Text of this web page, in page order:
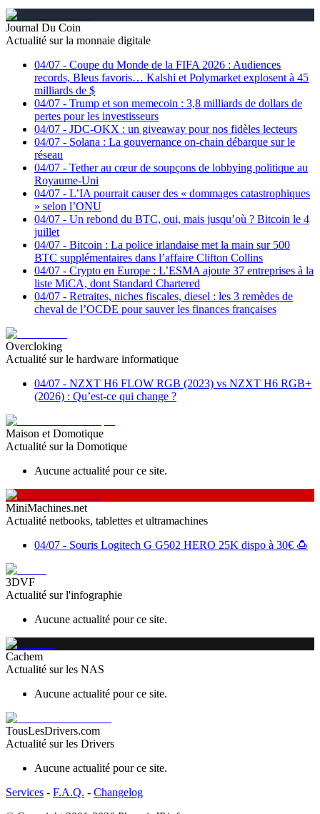
Journal Du Coin
Actualité sur la monnaie digitale
04/07 - Coupe du Monde de la FIFA 2026 : Audiences
records, Bleus favoris… Kalshi et Polymarket explosent à 45
milliards de $
04/07 - Trump et son memecoin : 3,8 milliards de dollars de
pertes pour les investisseurs
04/07 - JDC-OKX : un giveaway pour nos fidèles lecteurs
04/07 - Solana : La gouvernance on-chain débarque sur le
réseau
04/07 - Tether au cœur de soupçons de lobbying politique au
Royaume-Uni
04/07 - L’IA pourrait causer des « dommages catastrophiques
» selon l’ONU
04/07 - Un rebond du BTC, oui, mais jusqu’où ? Bitcoin le 4
juillet
04/07 - Bitcoin : La police irlandaise met la main sur 500
BTC supplémentaires dans l’affaire Clifton Collins
04/07 - Crypto en Europe : L’ESMA ajoute 37 entreprises à la
liste MiCA, dont Standard Chartered
04/07 - Retraites, niches fiscales, diesel : les 3 remèdes de
cheval de l’OCDE pour sauver les finances françaises
Overcloking
Actualité sur le hardware informatique
04/07 - NZXT H6 FLOW RGB (2023) vs NZXT H6 RGB+
(2026) : Qu’est-ce qui change ?
Maison et Domotique
Actualité sur la Domotique
Aucune actualité pour ce site.
MiniMachines.net
Actualité netbooks, tablettes et ultramachines
04/07 - Souris Logitech G G502 HERO 25K dispo à 30€ 🍮
3DVF
Actualité sur l'infographie
Aucune actualité pour ce site.
Cachem
Actualité sur les NAS
Aucune actualité pour ce site.
TousLesDrivers.com
Actualité sur les Drivers
Aucune actualité pour ce site.
Services - F.A.Q. - Changelog